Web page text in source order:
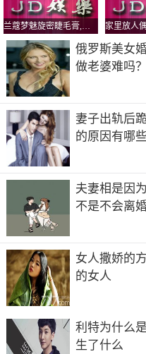
兰蔻梦魅旋密睫毛膏,兰蔻梦魅巨星睫毛膏
俄罗斯美女
做老婆难吗？
妻子出轨后
的原因有哪些
夫妻相是因
不是不会离婚
女人撒娇的
的女人
利特为什么
生了什么